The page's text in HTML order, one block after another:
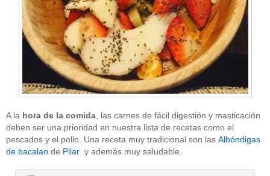
A la hora de la comida , las carnes de fácil digestión y masticación
deben ser una prioridad en nuestra lista de recetas como el
pescados y el pollo. Una receta muy tradicional son las Albóndigas
de bacalao de Pilar y además muy saludable.